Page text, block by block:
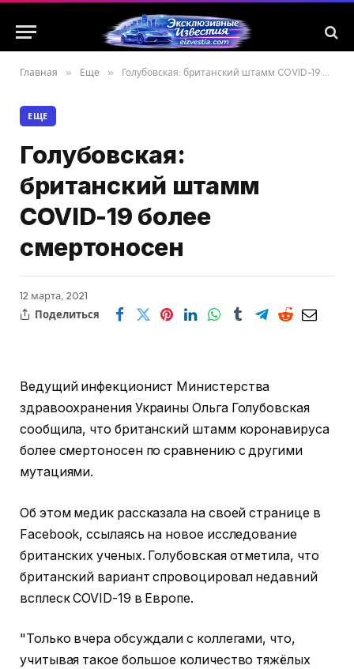
Главная » Еще » Голубовская: британский штамм COVID-19 более смертоносен
ЕЩЕ
Голубовская:
британский штамм
COVID-19 более
смертоносен
12 марта, 2021
Поделиться
Ведущий инфекционист Министерства
здравоохранения Украины Ольга Голубовская
сообщила, что британский штамм коронавируса
более смертоносен по сравнению с другими
мутациями.
Об этом медик рассказала на своей странице в
Facebook, ссылаясь на новое исследование
британских ученых. Голубовская отметила, что
британский вариант спровоцировал недавний
всплеск COVID-19 в Европе.
"Только вчера обсуждали с коллегами, что,
учитывая такое большое количество тяжёлых